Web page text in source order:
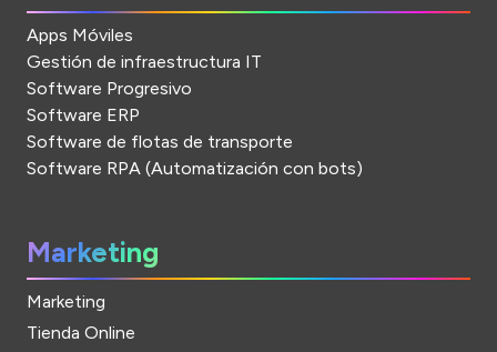
Apps Móviles
Gestión de infraestructura IT
Software Progresivo
Software ERP
Software de flotas de transporte
Software RPA (Automatización con bots)
Marketing
Marketing
Tienda Online